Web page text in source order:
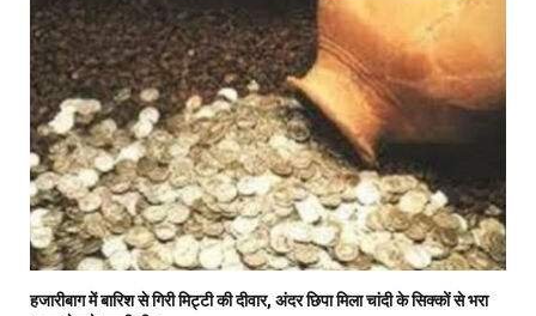
हजारीबाग में बारिश से गिरी मिट्टी की दीवार, अंदर छिपा मिला चांदी के सिक्कों से भरा